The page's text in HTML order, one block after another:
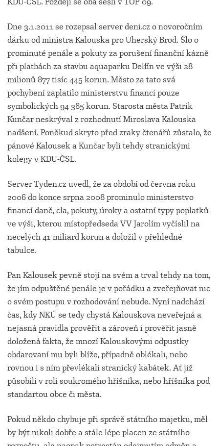
Dne 3.1.2011 se rozepsal server deni.cz o novoročním
dárku od ministra Kalouska pro Uherský Brod. Šlo o
prominuté penále a pokuty za porušení finanční kázně
při platbách za stavbu aquaparku Delfín ve výši 28
milionů 877 tisíc 445 korun. Město za tato svá
pochybení zaplatilo ministerstvu financí pouze
symbolických 94 385 korun. Starosta města Patrik
Kunčar neskrýval z rozhodnutí Miroslava Kalouska
nadšení. Poněkud skryto před zraky čtenářů zůstalo, že
pánové Kalousek a Kunčar byli tehdy stranickými
kolegy v KDU-ČSL.
Server Tyden.cz uvedl, že za období od června roku
2006 do konce srpna 2008 prominulo ministerstvo
financí daně, cla, pokuty, úroky a ostatní typy poplatků
ve výši, kterou místopředseda VV Jarolím vyčíslil na
necelých 41 miliard korun a doložil v přehledné
tabulce.
Pan Kalousek pevně stojí na svém a trval tehdy na tom,
že jím odpuštěné penále je v pořádku a zveřejňovat nic
o svém postupu v rozhodování nebude. Nyní nadchází
čas, kdy NKÚ se tedy chystá Kalouskova neveřejná a
nejasná pravidla prověřit a zároveň i prověřit jasně
doložená fakta, že mnozí Kalouskovými odpustky
obdarovaní mu byli blíže, případně oblékali, nebo
rovnou i s ním převlékali stranický kabátek. Ať již
působili v roli soukromého hříšníka, nebo hříšníka pod
standartou obce či města.
Pokud někdo chybuje při správě státního majetku, měl
by být nikoli dobře a stále lépe placen ze státního